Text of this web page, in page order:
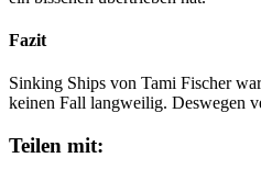
Fazit
Sinking Ships von Tami Fischer
keinen Fall langweilig. Deswegen
Teilen mit: